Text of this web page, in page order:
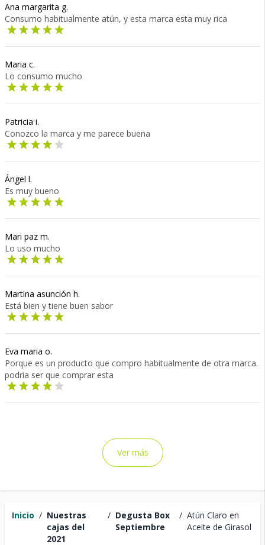
Inicio / Nuestras
cajas del
2021
/ Degusta Box
Septiembre
/ Atún Claro en
Aceite de Girasol
Ana margarita g.
Consumo habitualmente atún, y esta marca esta muy rica
Maria c.
Lo consumo mucho
Patricia i.
Conozco la marca y me parece buena
Ángel l.
Es muy bueno
Mari paz m.
Lo uso mucho
Martina asunción h.
Está bien y tiene buen sabor
Eva maria o.
Porque es un producto que compro habitualmente de otra marca.
podria ser que comprar esta
Ver más